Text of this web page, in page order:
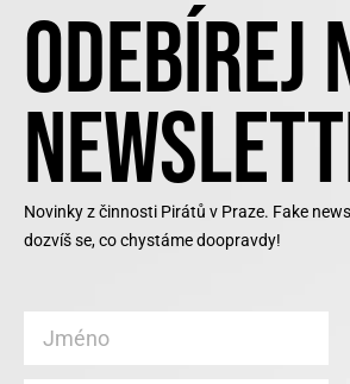
ODEBÍREJ
Novinky z činnosti Pirátů v Praze. Fake
dozvíš se, co chystáme doopravdy!